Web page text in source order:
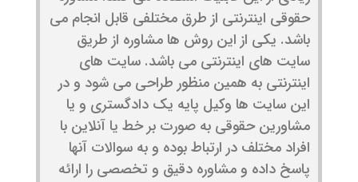
حقوقی اینترنتی از طرق مختلفی قابل انجام می
باشد. یکی از این روش ها مشاوره از طریق
سایت های اینترنتی می باشد. سایت های
اینترنتی به همین منظور طراحی می شود و در
این سایت ها وکیل پایه یک دادگستری و یا
مشاورین حقوقی به صورت بر خط یا آنلاین با
افراد مختلف در ارتباط بوده و به سوالات آنها
پاسخ داده و مشاوره دقیق و تخصصی را ارائه